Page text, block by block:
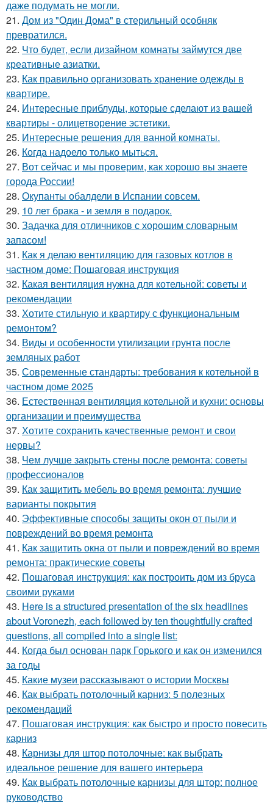
даже подумать не могли.
21. Дом из "Один Дома" в стерильный особняк
превратился.
22. Что будет, если дизайном комнаты займутся две
креативные азиатки.
23. Как правильно организовать хранение одежды в
квартире.
24. Интересные приблуды, которые сделают из вашей
квартиры - олицетворение эстетики.
25. Интересные решения для ванной комнаты.
26. Когда надоело только мыться.
27. Вот сейчас и мы проверим, как хорошо вы знаете
города России!
28. Окупанты обалдели в Испании совсем.
29. 10 лет брака - и земля в подарок.
30. Задачка для отличников с хорошим словарным
запасом!
31. Как я делаю вентиляцию для газовых котлов в
частном доме: Пошаговая инструкция
32. Какая вентиляция нужна для котельной: советы и
рекомендации
33. Хотите стильную и квартиру с функциональным
ремонтом?
34. Виды и особенности утилизации грунта после
земляных работ
35. Современные стандарты: требования к котельной в
частном доме 2025
36. Естественная вентиляция котельной и кухни: основы
организации и преимущества
37. Хотите сохранить качественные ремонт и свои
нервы?
38. Чем лучше закрыть стены после ремонта: советы
профессионалов
39. Как защитить мебель во время ремонта: лучшие
варианты покрытия
40. Эффективные способы защиты окон от пыли и
повреждений во время ремонта
41. Как защитить окна от пыли и повреждений во время
ремонта: практические советы
42. Пошаговая инструкция: как построить дом из бруса
своими руками
43. Here is a structured presentation of the six headlines
about Voronezh, each followed by ten thoughtfully crafted
questions, all compiled into a single list:
44. Когда был основан парк Горького и как он изменился
за годы
45. Какие музеи рассказывают о истории Москвы
46. Как выбрать потолочный карниз: 5 полезных
рекомендаций
47. Пошаговая инструкция: как быстро и просто повесить
карниз
48. Карнизы для штор потолочные: как выбрать
идеальное решение для вашего интерьера
49. Как выбрать потолочные карнизы для штор: полное
руководство